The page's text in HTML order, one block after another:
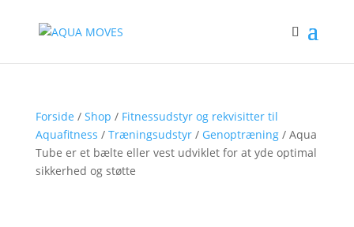
Forside / Shop / Fitnessudstyr og rekvisitter til
Aquafitness / Træningsudstyr/ Genoptræning/ Aqua
Tube er et bælte eller vest udviklet for at yde optimal
sikkerhed og støtte